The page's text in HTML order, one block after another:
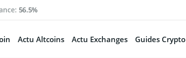
56.5%
Actu Altcoins Actu Exchanges Guides Crypto